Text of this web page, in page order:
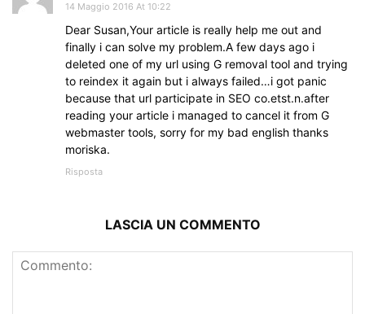
14 Maggio 2016 At 10:22
Dear Susan,Your article is really help me out and
finally i can solve my problem.A few days ago i
deleted one of my url using G removal tool and trying
to reindex it again but i always failed…i got panic
because that url participate in SEO co.etst.n.after
reading your article i managed to cancel it from G
webmaster tools, sorry for my bad english thanks
moriska.
Risposta
LASCIA UN COMMENTO